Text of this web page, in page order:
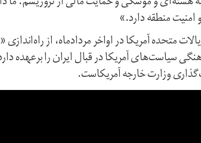
منطقه دارد.»
متحده آمریکا در اواخر مردادماه، از راه‌اندازی «
سیاست‌های آمریکا در قبال ایران را برعهده
وزارت خارجه آمریکاست.